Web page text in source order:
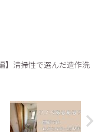
】清掃性で選んだ造作洗